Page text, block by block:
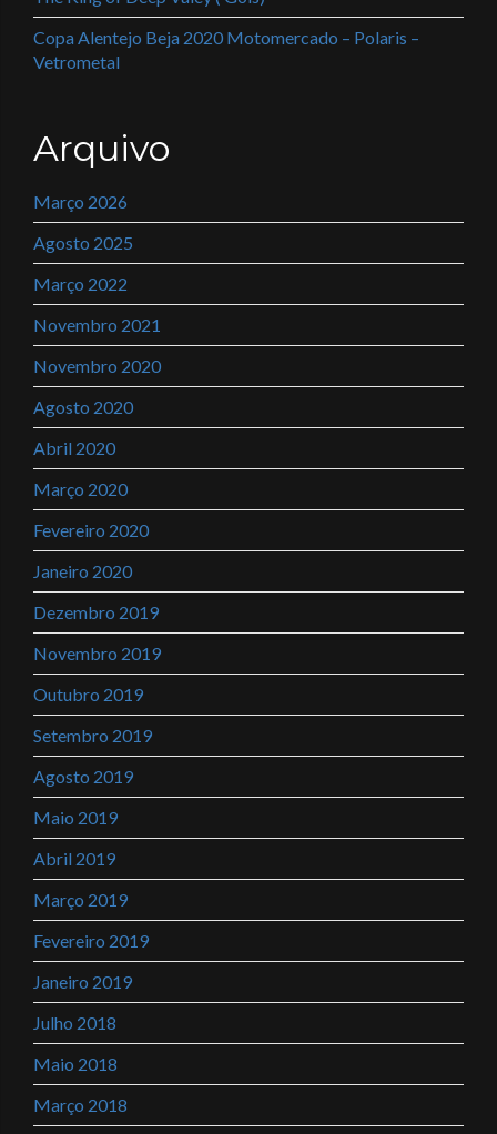
Copa Alentejo Beja 2020 Motomercado – Polaris –
Vetrometal
Arquivo
Março 2026
Agosto 2025
Março 2022
Novembro 2021
Novembro 2020
Agosto 2020
Abril 2020
Março 2020
Fevereiro 2020
Janeiro 2020
Dezembro 2019
Novembro 2019
Outubro 2019
Setembro 2019
Agosto 2019
Maio 2019
Abril 2019
Março 2019
Fevereiro 2019
Janeiro 2019
Julho 2018
Maio 2018
Março 2018